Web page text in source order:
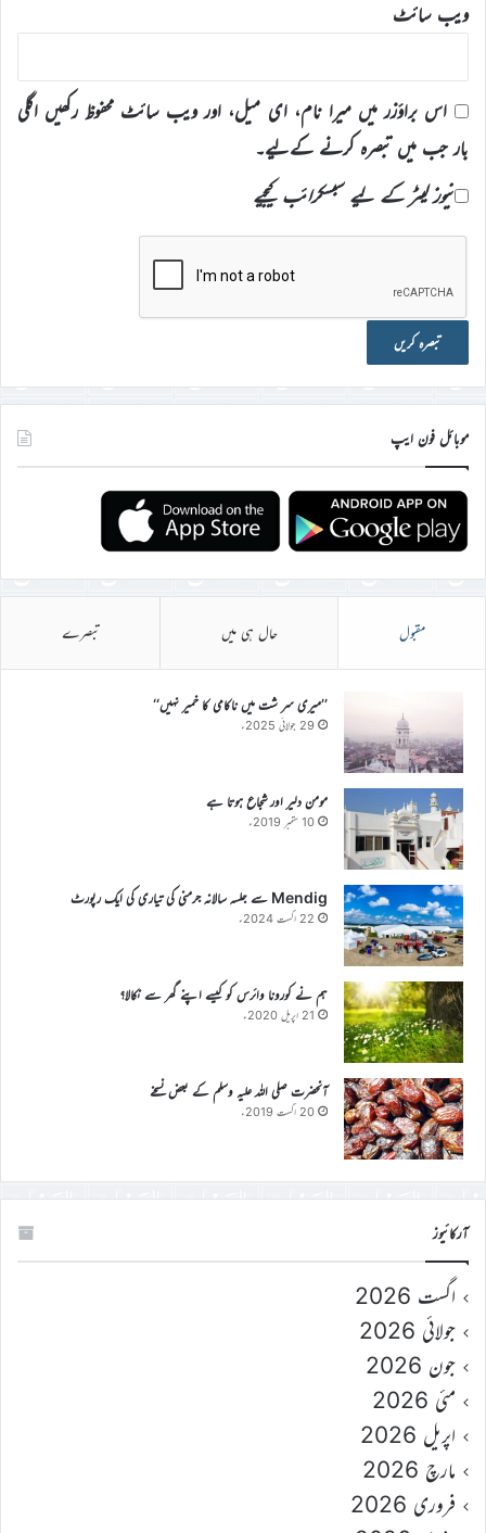
ویب‌ سائٹ
اس براؤزر میں میرا نام، ای میل، اور ویب سائٹ محفوظ رکھیں اگلی
بار جب میں تبصرہ کرنے کےلیے۔
نیوز لیٹر کے لیے سبسکرائب کیجیے
موبائل فون ایپ
مقبول حال ہی میں تبصرے
’’میری سر شت میں ناکامی کا خمیر نہیں‘‘
29 جولائی 2025ء
مومن دلیر اور شجاع ہوتا ہے
10 ستمبر 2019ء
Mendig سے جلسہ سالانہ جرمنی کی تیاری کی ایک رپورٹ
22 اگست 2024ء
ہم نے کورونا وائرس کو کیسے اپنے گھر سے نکالا؟
21 اپریل 2020ء
آنحضرت صلی اللہ علیہ وسلم کے بعض نسخے
20 اگست 2019ء
آرکائیوز
اگست 2026
جولائی 2026
جون 2026
مئی 2026
اپریل 2026
مارچ 2026
فروری 2026